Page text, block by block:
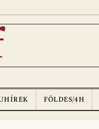
FÖLDES/4H